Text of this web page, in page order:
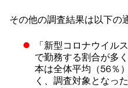
その他の調査結果は以下の
「新型コロナウイル
で勤務する割合が多
本は全体平均（56％
く、調査対象となっ